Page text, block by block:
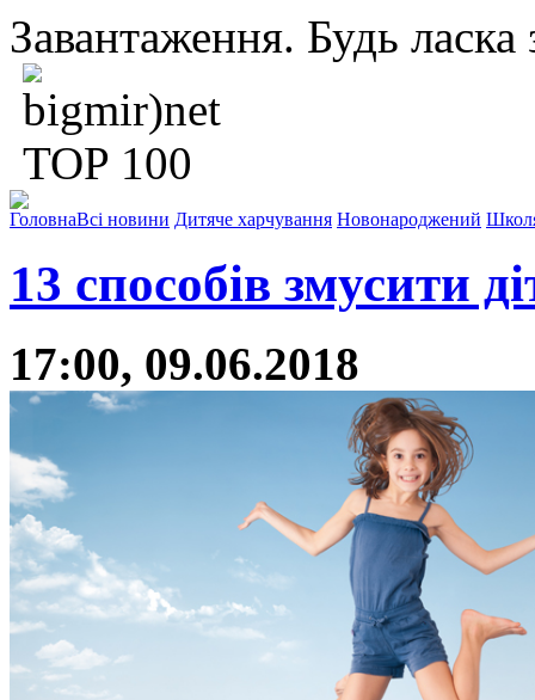
Завантаження. Будь ласка
ГоловнаВсі новини Дитяче харчування Новонароджений
13 способів змусити
17:00, 09.06.2018